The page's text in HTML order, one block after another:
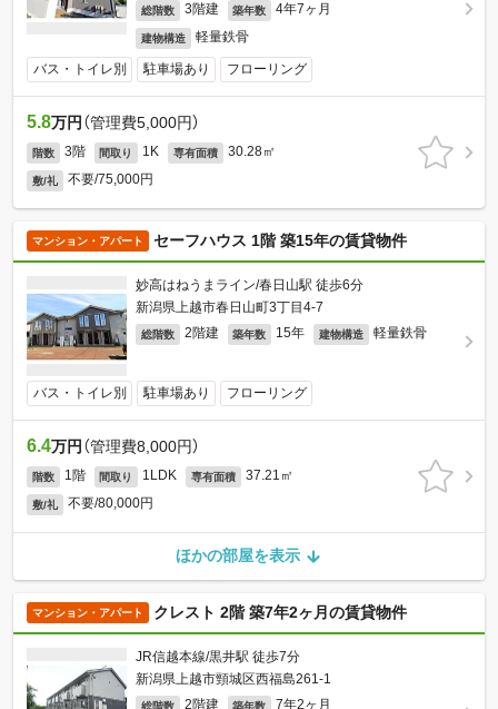
総階数 3階建 築年数 4年7ヶ月
建物構造 軽量鉄骨
バス・トイレ別 駐車場あり フローリング
5.8万円 （管理費5,000円）
階数 3階 間取り 1K 専有面積 30.28㎡
敷/礼 不要/75,000円
マンション・アパート セーフハウス 1階 築15年の賃貸物件
妙高はねうまライン/春日山駅 徒歩6分
新潟県上越市春日山町3丁目4-7
総階数 2階建 築年数 15年 建物構造 軽量鉄骨
バス・トイレ別 駐車場あり フローリング
6.4万円 （管理費8,000円）
階数 1階 間取り 1LDK 専有面積 37.21㎡
敷/礼 不要/80,000円
ほかの部屋を表示
マンション・アパート クレスト 2階 築7年2ヶ月の賃貸物件
JR信越本線/黒井駅 徒歩7分
新潟県上越市頸城区西福島261-1
総階数 2階建 築年数 7年2ヶ月